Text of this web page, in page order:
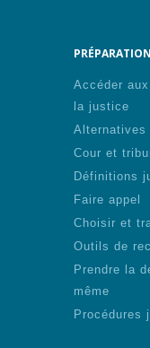
Accéder
la justice
Alternatives
Cour et
Définitions
Faire appel
Choisir et
Outils de
Prendre la
même
Procédures